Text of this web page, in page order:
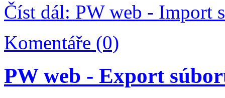
Číst dál: PW web - Import
Komentáře (0)
PW web - Export